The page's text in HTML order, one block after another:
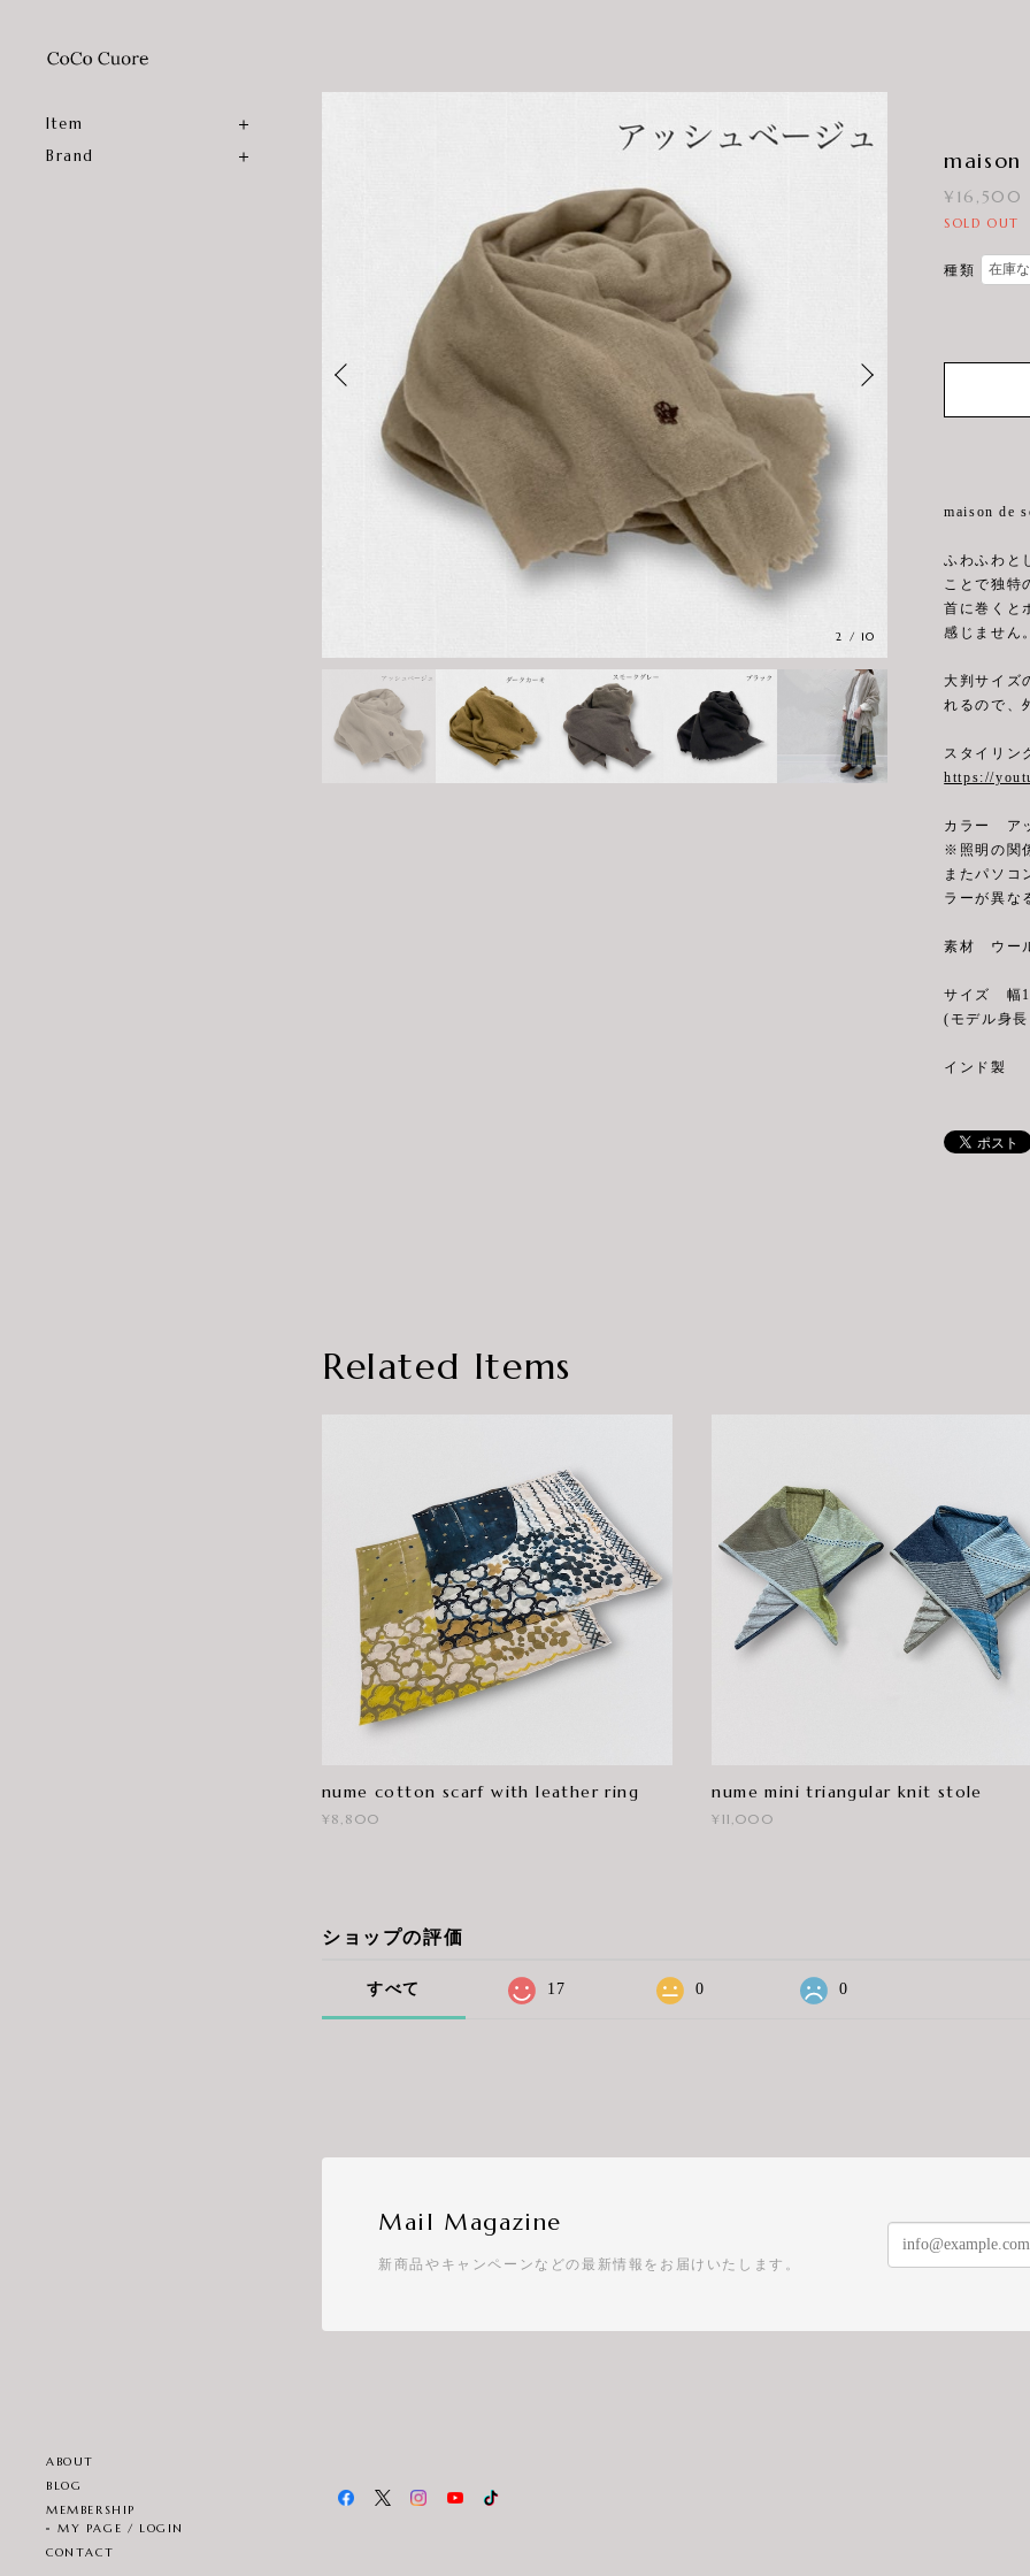
Item
Brand
ABOUT
BLOG
MEMBERSHIP
MY PAGE / LOGIN
CONTACT
2 / 10
¥16,500
SOLD OUT
種類
maison de
ふわふわと
ことで独特
首に巻くと
感じません
大判サイズ
れるので、
スタイリン
https://
カラー ア
※照明の関
またパソコ
ラーが異な
素材 ウー
サイズ 幅
(モデル身
インド製
Related Items
nume cotton scarf with leather ring
¥8,800
nume mini triangular knit stole
¥11,000
ショップの評価
すべて 17 0 0
Mail Magazine
新商品やキャンペーンなどの最新情報をお届けいたします。